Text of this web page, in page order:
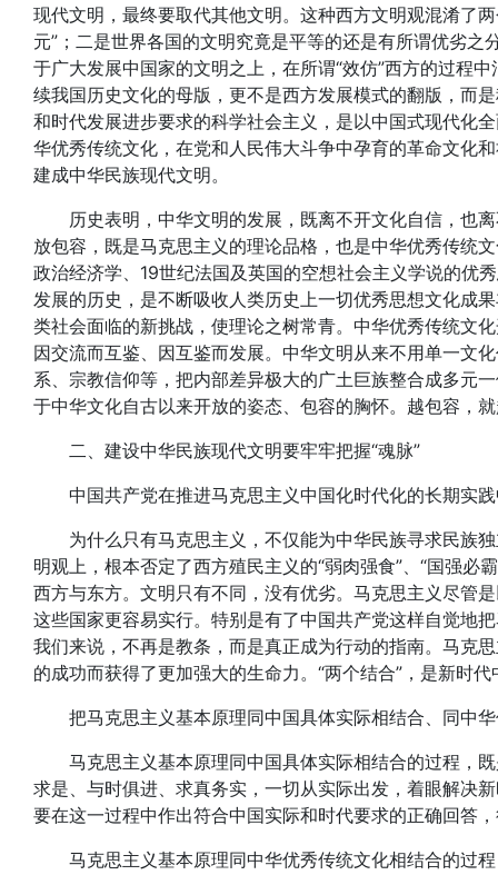
现代文明，最终要取代其他文明。这种西方文明观混淆了
元”；二是世界各国的文明究竟是平等的还是有所谓优劣
于广大发展中国家的文明之上，在所谓“效仿”西方的过程
续我国历史文化的母版，更不是西方发展模式的翻版，而
和时代发展进步要求的科学社会主义，是以中国式现代化
华优秀传统文化，在党和人民伟大斗争中孕育的革命文化
建成中华民族现代文明。
历史表明，中华文明的发展，既离不开文化自信，也离
放包容，既是马克思主义的理论品格，也是中华优秀传统
政治经济学、19世纪法国及英国的空想社会主义学说的优
发展的历史，是不断吸收人类历史上一切优秀思想文化成
类社会面临的新挑战，使理论之树常青。中华优秀传统文
因交流而互鉴、因互鉴而发展。中华文明从来不用单一文
系、宗教信仰等，把内部差异极大的广土巨族整合成多元
于中华文化自古以来开放的姿态、包容的胸怀。越包容，
二、建设中华民族现代文明要牢牢把握“魂脉”
中国共产党在推进马克思主义中国化时代化的长期实践
为什么只有马克思主义，不仅能为中华民族寻求民族独
明观上，根本否定了西方殖民主义的“弱肉强食”、“国强
西方与东方。文明只有不同，没有优劣。马克思主义尽管
这些国家更容易实行。特别是有了中国共产党这样自觉地
我们来说，不再是教条，而是真正成为行动的指南。马克
的成功而获得了更加强大的生命力。“两个结合”，是新时
把马克思主义基本原理同中国具体实际相结合、同中华
马克思主义基本原理同中国具体实际相结合的过程，既
求是、与时俱进、求真务实，一切从实际出发，着眼解决
要在这一过程中作出符合中国实际和时代要求的正确回答
马克思主义基本原理同中华优秀传统文化相结合的过程